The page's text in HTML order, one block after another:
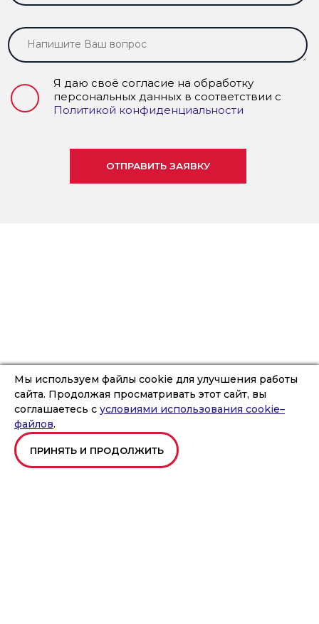
Я даю своё согласие на обработку
персональных данных в соответствии с
Политикой конфиденциальности
Мы используем файлы cookie для улучшения работы
сайта. Продолжая просматривать этот сайт, вы
соглашаетесь с условиями использования cookie–
файлов.
ПРИНЯТЬ И ПРОДОЛЖИТЬ